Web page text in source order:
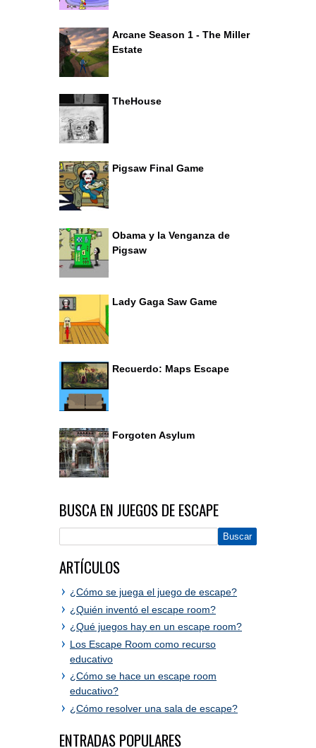
Arcane Season 1 - The Miller
Estate
TheHouse
Pigsaw Final Game
Obama y la Venganza de
Pigsaw
Lady Gaga Saw Game
Recuerdo: Maps Escape
Forgoten Asylum
BUSCA EN JUEGOS DE ESCAPE
ARTÍCULOS
¿Cómo se juega el juego de escape?
¿Quién inventó el escape room?
¿Qué juegos hay en un escape room?
Los Escape Room como recurso
educativo
¿Cómo se hace un escape room
educativo?
¿Cómo resolver una sala de escape?
ENTRADAS POPULARES